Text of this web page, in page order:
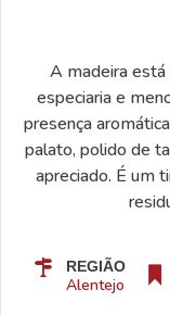
A madeira
especiaria e
presença
palato, polido de
apreciado. É um
REGIÃO
Alentejo